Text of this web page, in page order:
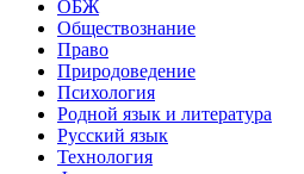
ОБЖ
Обществознание
Право
Природоведение
Психология
Родной язык и литература
Русский язык
Технология